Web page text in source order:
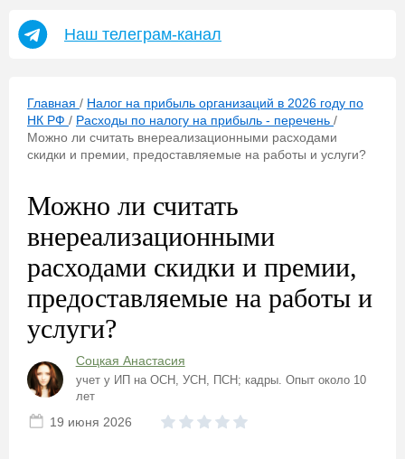
Наш телеграм-канал
Главная / Налог на прибыль организаций в 2026 году по
НК РФ / Расходы по налогу на прибыль - перечень /
Можно ли считать внереализационными расходами
скидки и премии, предоставляемые на работы и услуги?
Можно ли считать
внереализационными
расходами скидки и премии,
предоставляемые на работы и
услуги?
Соцкая Анастасия
учет у ИП на ОСН, УСН, ПСН; кадры. Опыт около 10
лет
19 июня 2026